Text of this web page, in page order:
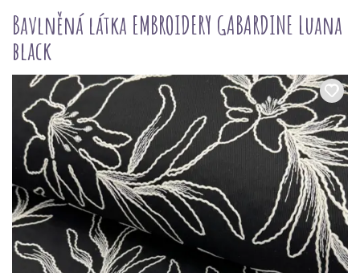
Bavlněná látka EMBROIDERY GABARDINE Luana
black